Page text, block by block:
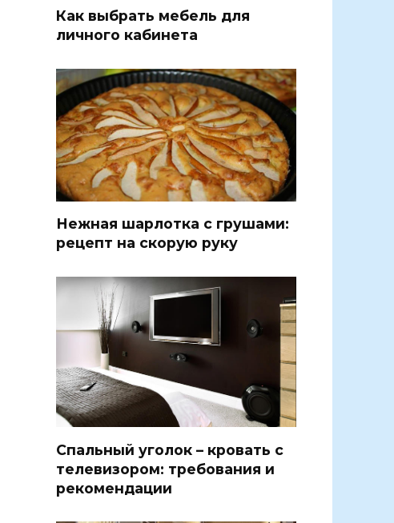
Как выбрать мебель для
личного кабинета
Нежная шарлотка с грушами:
рецепт на скорую руку
Спальный уголок – кровать с
телевизором: требования и
рекомендации